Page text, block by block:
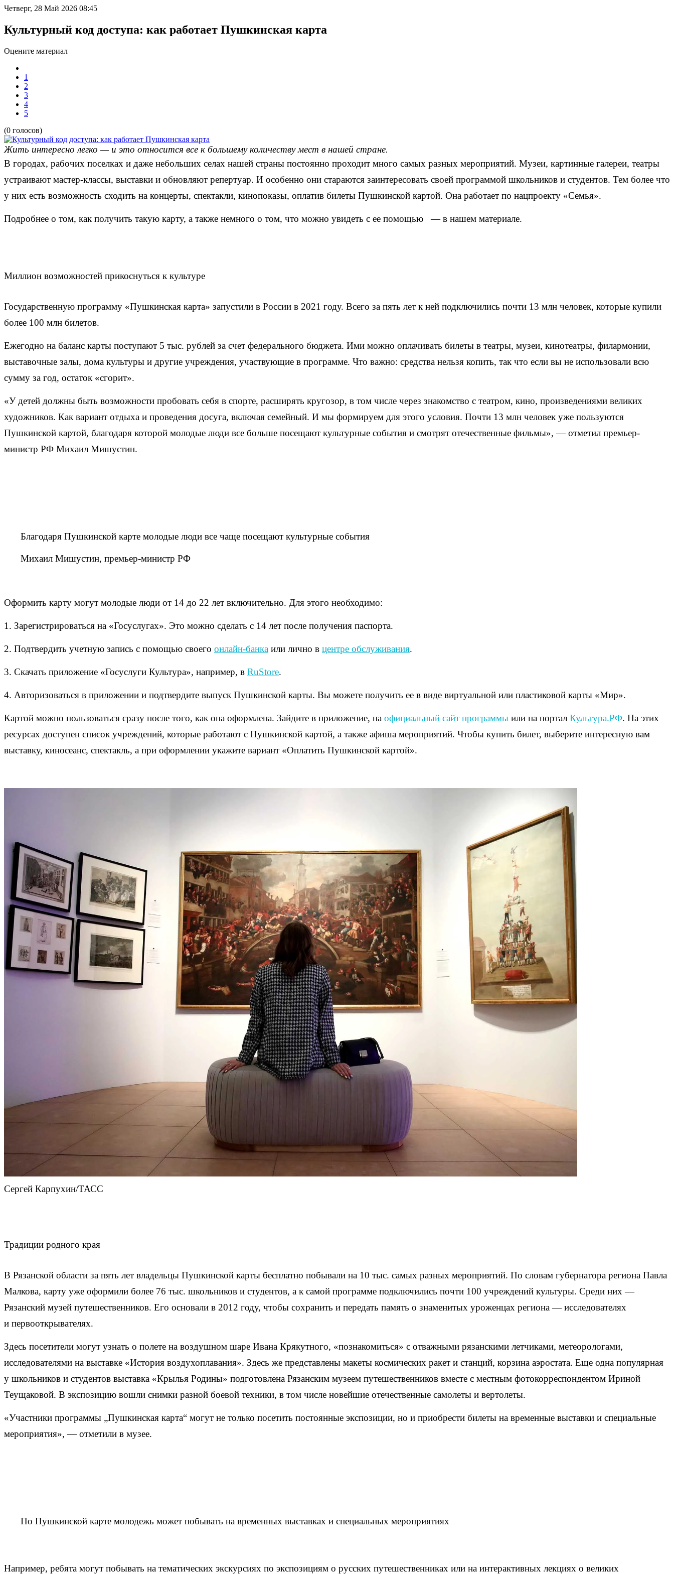
Четверг, 28 Май 2026 08:45
Культурный код доступа: как работает Пушкинская карта
Оцените материал
1
2
3
4
5
(0 голосов)
Жить интересно легко — и это относится все к большему количеству мест в нашей стране.
В городах, рабочих поселках и даже небольших селах нашей страны постоянно проходит много самых разных мероприятий. Музеи, картинные галереи, театры
устраивают мастер-классы, выставки и обновляют репертуар. И особенно они стараются заинтересовать своей программой школьников и студентов. Тем более что
у них есть возможность сходить на концерты, спектакли, кинопоказы, оплатив билеты Пушкинской картой. Она работает по нацпроекту «Семья».
Подробнее о том, как получить такую карту, а также немного о том, что можно увидеть с ее помощью — в нашем материале.
Миллион возможностей прикоснуться к культуре
Государственную программу «Пушкинская карта» запустили в России в 2021 году. Всего за пять лет к ней подключились почти 13 млн человек, которые купили
более 100 млн билетов.
Ежегодно на баланс карты поступают 5 тыс. рублей за счет федерального бюджета. Ими можно оплачивать билеты в театры, музеи, кинотеатры, филармонии,
выставочные залы, дома культуры и другие учреждения, участвующие в программе. Что важно: средства нельзя копить, так что если вы не использовали всю
сумму за год, остаток «сгорит».
«У детей должны быть возможности пробовать себя в спорте, расширять кругозор, в том числе через знакомство с театром, кино, произведениями великих
художников. Как вариант отдыха и проведения досуга, включая семейный. И мы формируем для этого условия. Почти 13 млн человек уже пользуются
Пушкинской картой, благодаря которой молодые люди все больше посещают культурные события и смотрят отечественные фильмы», — отметил премьер-
министр РФ Михаил Мишустин.
Благодаря Пушкинской карте молодые люди все чаще посещают культурные события
Михаил Мишустин, премьер-министр РФ
Оформить карту могут молодые люди от 14 до 22 лет включительно. Для этого необходимо:
1. Зарегистрироваться на «Госуслугах». Это можно сделать с 14 лет после получения паспорта.
2. Подтвердить учетную запись с помощью своего онлайн-банка или лично в центре обслуживания.
3. Скачать приложение «Госуслуги Культура», например, в RuStore.
4. Авторизоваться в приложении и подтвердите выпуск Пушкинской карты. Вы можете получить ее в виде виртуальной или пластиковой карты «Мир».
Картой можно пользоваться сразу после того, как она оформлена. Зайдите в приложение, на официальный сайт программы или на портал Культура.РФ. На этих
ресурсах доступен список учреждений, которые работают с Пушкинской картой, а также афиша мероприятий. Чтобы купить билет, выберите интересную вам
выставку, киносеанс, спектакль, а при оформлении укажите вариант «Оплатить Пушкинской картой».
Сергей Карпухин/ТАСС
Традиции родного края
В Рязанской области за пять лет владельцы Пушкинской карты бесплатно побывали на 10 тыс. самых разных мероприятий. По словам губернатора региона Павла
Малкова, карту уже оформили более 76 тыс. школьников и студентов, а к самой программе подключились почти 100 учреждений культуры. Среди них —
Рязанский музей путешественников. Его основали в 2012 году, чтобы сохранить и передать память о знаменитых уроженцах региона — исследователях
и первооткрывателях.
Здесь посетители могут узнать о полете на воздушном шаре Ивана Крякутного, «познакомиться» с отважными рязанскими летчиками, метеорологами,
исследователями на выставке «История воздухоплавания». Здесь же представлены макеты космических ракет и станций, корзина аэростата. Еще одна популярная
у школьников и студентов выставка «Крылья Родины» подготовлена Рязанским музеем путешественников вместе с местным фотокорреспондентом Ириной
Теущаковой. В экспозицию вошли снимки разной боевой техники, в том числе новейшие отечественные самолеты и вертолеты.
«Участники программы „Пушкинская карта“ могут не только посетить постоянные экспозиции, но и приобрести билеты на временные выставки и специальные
мероприятия», — отметили в музее.
По Пушкинской карте молодежь может побывать на временных выставках и специальных мероприятиях
Например, ребята могут побывать на тематических экскурсиях по экспозициям о русских путешественниках или на интерактивных лекциях о великих